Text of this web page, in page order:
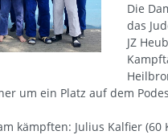
Die
das
JZ
um ein Platz auf dem
kämpften: Julius Kalfier